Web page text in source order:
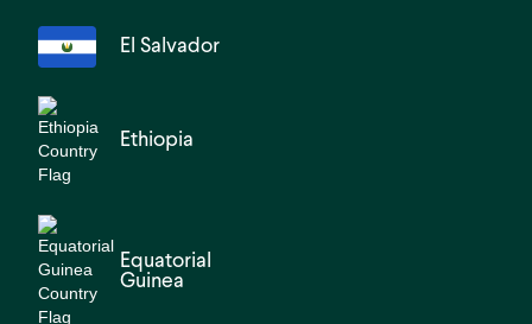
El Salvador
Ethiopia
Equatorial
Guinea